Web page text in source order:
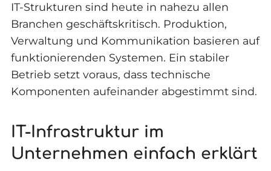
IT-Strukturen sind heute in nahezu allen
Branchen geschäftskritisch. Produktion,
Verwaltung und Kommunikation basieren auf
funktionierenden Systemen. Ein stabiler
Betrieb setzt voraus, dass technische
Komponenten aufeinander abgestimmt sind.
IT-Infrastruktur im
Unternehmen einfach erklärt